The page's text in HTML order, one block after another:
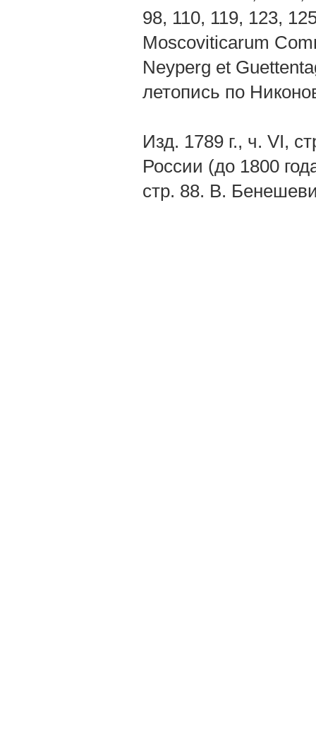
98, 110, 119, 123,
Moscoviticarum
Neyperg et
летопись по
Изд. 1789 г., ч. VI,
России (до 1800
стр. 88. В.